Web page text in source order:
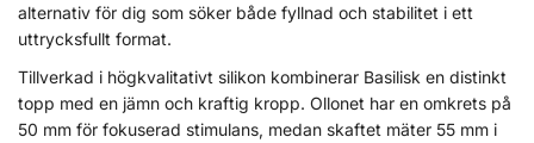
alternativ för dig som söker både fyllnad och stabilitet i ett
uttrycksfullt format.
Tillverkad i högkvalitativt silikon kombinerar Basilisk en distinkt
topp med en jämn och kraftig kropp. Ollonet har en omkrets på
50 mm för fokuserad stimulans, medan skaftet mäter 55 mm i